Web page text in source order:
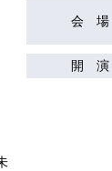
会 場
開 演